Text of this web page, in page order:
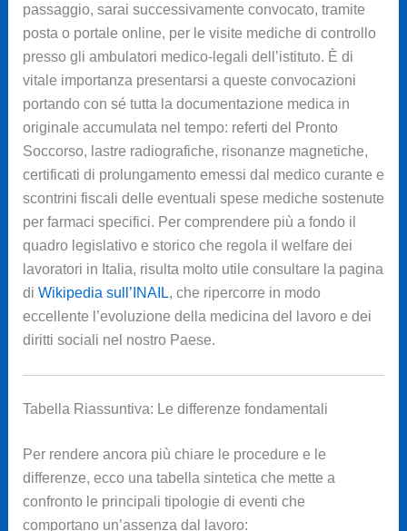
passaggio, sarai successivamente convocato, tramite
posta o portale online, per le visite mediche di controllo
presso gli ambulatori medico-legali dell’istituto. È di
vitale importanza presentarsi a queste convocazioni
portando con sé tutta la documentazione medica in
originale accumulata nel tempo: referti del Pronto
Soccorso, lastre radiografiche, risonanze magnetiche,
certificati di prolungamento emessi dal medico curante e
scontrini fiscali delle eventuali spese mediche sostenute
per farmaci specifici. Per comprendere più a fondo il
quadro legislativo e storico che regola il welfare dei
lavoratori in Italia, risulta molto utile consultare la pagina
di Wikipedia sull’INAIL, che ripercorre in modo
eccellente l’evoluzione della medicina del lavoro e dei
diritti sociali nel nostro Paese.
Tabella Riassuntiva: Le differenze fondamentali
Per rendere ancora più chiare le procedure e le
differenze, ecco una tabella sintetica che mette a
confronto le principali tipologie di eventi che
comportano un’assenza dal lavoro: